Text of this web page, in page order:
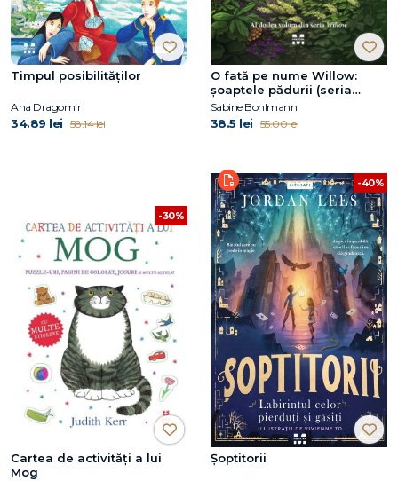
Timpul posibilităților
Ana Dragomir
34.89 lei 58.14 lei
O fată pe nume Willow:
şoaptele pădurii (seria
Willow, vol. 2)
Sabine Bohlmann
38.5 lei 55.00 lei
-30%
Cartea de activități a lui
Mog
-40%
Șoptitorii